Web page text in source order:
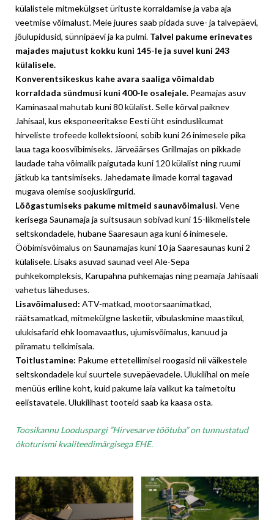
külalistele mitmekülgset ürituste korraldamise ja vaba aja
veetmise võimalust. Meie juures saab pidada suve- ja talvepäevi,
jõulupidusid, sünnipäevi ja ka pulmi. Talvel pakume erinevates
majades majutust kokku kuni 145-le ja suvel kuni 243
külalisele.
Konverentsikeskus kahe avara saaliga võimaldab
korraldada sündmusi kuni 400-le osalejale. Peamajas asuv
Kaminasaal mahutab kuni 80 külalist. Selle kõrval paiknev
Jahisaal, kus eksponeeritakse Eesti üht esinduslikumat
hirveliste trofeede kollektsiooni, sobib kuni 26 inimesele pika
laua taga koosviibimiseks. Järveäärses Grillmajas on pikkade
laudade taha võimalik paigutada kuni 120 külalist ning ruumi
jätkub ka tantsimiseks. Jahedamate ilmade korral tagavad
mugava olemise soojuskiirgurid.
Lõõgastumiseks pakume mitmeid saunavõimalusi. Vene
kerisega Saunamaja ja suitsusaun sobivad kuni 15-liikmelistele
seltskondadele, hubane Saaresaun aga kuni 6 inimesele.
Ööbimisvõimalus on Saunamajas kuni 10 ja Saaresaunas kuni 2
külalisele. Lisaks asuvad saunad veel Ale-Sepa
puhkekompleksis, Karupahna puhkemajas ning peamaja Jahisaali
vahetus läheduses.
Lisavõimalused: ATV-matkad, mootorsaanimatkad,
räätsamatkad, mitmekülgne lasketiir, vibulaskmine maastikul,
ulukisafarid ehk loomavaatlus, ujumisvõimalus, kanuud ja
piiramatu telkimisala.
Toitlustamine: Pakume ettetellimisel roogasid nii väikestele
seltskondadele kui suurtele suvepäevadele. Ulukilihal on meie
menüüs eriline koht, kuid pakume laia valikut ka taimetoitu
eelistavatele. Ulukilihast tooteid saab ka kaasa osta.
Toosikannu Looduspargi ”Hirvesarve töötuba” on tunnustatud
ökoturismi kvaliteedimärgisega EHE.